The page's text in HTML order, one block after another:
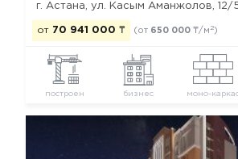
г. Астана, ​ул. Касым Аманжолов, 12/
от 70 941 000 ₸ (от 650 000 ₸/м 2)
построен бизнес моно-